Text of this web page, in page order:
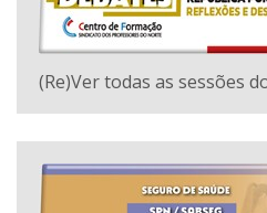
(Re)Ver todas as sessões